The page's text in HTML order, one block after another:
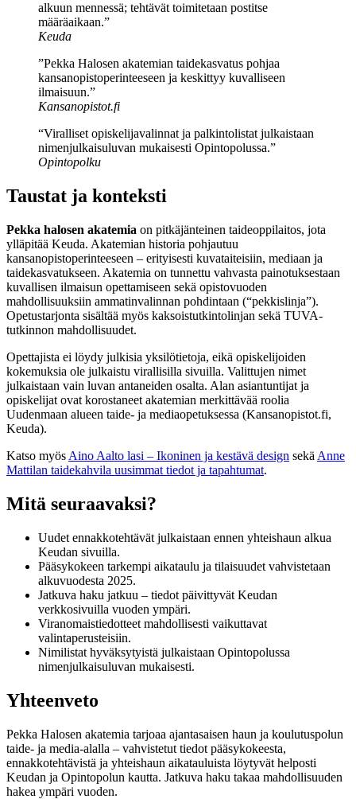
alkuun mennessä; tehtävät toimitetaan postitse
määräaikaan.”
Keuda
”Pekka Halosen akatemian taidekasvatus pohjaa
kansanopistoperinteeseen ja keskittyy kuvalliseen
ilmaisuun.”
Kansanopistot.fi
“Viralliset opiskelijavalinnat ja palkintolistat julkaistaan
nimenjulkaisuluvan mukaisesti Opintopolussa.”
Opintopolku
Taustat ja konteksti
Pekka halosen akatemia on pitkäjänteinen taideoppilaitos, jota
ylläpitää Keuda. Akatemian historia pohjautuu
kansanopistoperinteeseen – erityisesti kuvataiteisiin, mediaan ja
taidekasvatukseen. Akatemia on tunnettu vahvasta painotuksestaan
kuvallisen ilmaisun opettamiseen sekä opistovuoden
mahdollisuuksiin ammatinvalinnan pohdintaan (“pekkislinja”).
Opetustarjonta sisältää myös kaksoistutkintolinjan sekä TUVA-
tutkinnon mahdollisuudet.
Opettajista ei löydy julkisia yksilötietoja, eikä opiskelijoiden
kokemuksia ole julkaistu virallisilla sivuilla. Valittujen nimet
julkaistaan vain luvan antaneiden osalta. Alan asiantuntijat ja
opiskelijat ovat korostaneet akatemian merkittävää roolia
Uudenmaan alueen taide- ja mediaopetuksessa (Kansanopistot.fi,
Keuda).
Katso myös Aino Aalto lasi – Ikoninen ja kestävä design sekä Anne
Mattilan taidekahvila uusimmat tiedot ja tapahtumat.
Mitä seuraavaksi?
Uudet ennakkotehtävät julkaistaan ennen yhteishaun alkua
Keudan sivuilla.
Pääsykokeen tarkempi aikataulu ja tilaisuudet vahvistetaan
alkuvuodesta 2025.
Jatkuva haku jatkuu – tiedot päivittyvät Keudan
verkkosivuilla vuoden ympäri.
Viranomaistiedotteet mahdollisesti vaikuttavat
valintaperusteisiin.
Nimilistat hyväksytyistä julkaistaan Opintopolussa
nimenjulkaisuluvan mukaisesti.
Yhteenveto
Pekka Halosen akatemia tarjoaa ajantasaisen haun ja koulutuspolun
taide- ja media-alalla – vahvistetut tiedot pääsykokeesta,
ennakkotehtävistä ja yhteishaun aikatauluista löytyvät helposti
Keudan ja Opintopolun kautta. Jatkuva haku takaa mahdollisuuden
hakea ympäri vuoden.